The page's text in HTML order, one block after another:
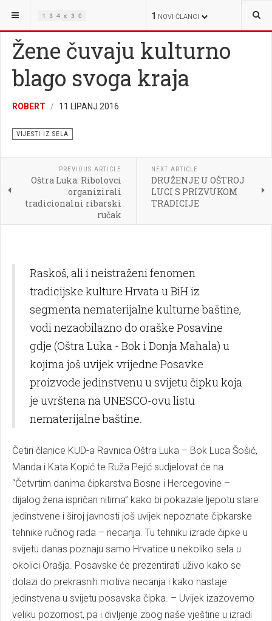
1 NOVI ČLANCI
NALAZITE SE OVDJE: VIJESTI IZ SELA
Žene čuvaju kulturno
blago svoga kraja
ROBERT 11 LIPANJ 2016
VIJESTI IZ SELA
PREVIOUS ARTICLE
Oštra Luka: Ribolovci
organizirali
tradicionalni ribarski
ručak
NEXT ARTICLE
DRUŽENJE U OŠTROJ
LUCI S PRIZVUKOM
TRADICIJE
Raskoš, ali i neistraženi fenomen
tradicijske kulture Hrvata u BiH iz
segmenta nematerijalne kulturne baštine,
vodi nezaobilazno do oraške Posavine
gdje (Oštra Luka - Bok i Donja Mahala) u
kojima još uvijek vrijedne Posavke
proizvode jedinstvenu u svijetu čipku koja
je uvrštena na UNESCO-ovu listu
nematerijalne baštine.
Četiri članice KUD-a Ravnica Oštra Luka – Bok Luca Šošić,
Manda i Kata Kopić te Ruža Pejić sudjelovat će na
“Četvrtim danima čipkarstva Bosne i Hercegovine –
dijalog žena ispričan nitima” kako bi pokazale ljepotu stare
jedinstvene i široj javnosti još uvijek nepoznate čipkarske
tehnike ručnog rada – necanja. Tu tehniku izrade čipke u
svijetu danas poznaju samo Hrvatice u nekoliko sela u
okolici Orašja. Posavske će prezentirati uživo kako se
dolazi do prekrasnih motiva necanja i kako nastaje
jedinstvena u svijetu posavska čipka. – Uvijek izazovemo
veliku pozornost, pa i divljenje zbog naše vještine u izradi